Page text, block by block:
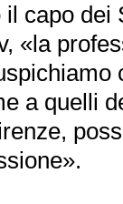
capo
«la
a quelli